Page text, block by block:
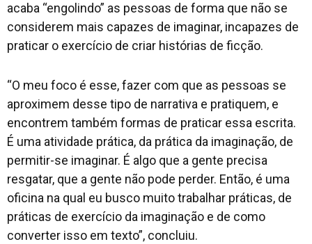
acaba “engolindo” as pessoas de forma que não se
considerem mais capazes de imaginar, incapazes de
praticar o exercício de criar histórias de ficção.
“O meu foco é esse, fazer com que as pessoas se
aproximem desse tipo de narrativa e pratiquem, e
encontrem também formas de praticar essa escrita.
É uma atividade prática, da prática da imaginação, de
permitir-se imaginar. É algo que a gente precisa
resgatar, que a gente não pode perder. Então, é uma
oficina na qual eu busco muito trabalhar práticas, de
práticas de exercício da imaginação e de como
converter isso em texto”, concluiu.